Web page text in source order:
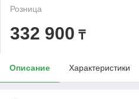
Розница
332 900 ₸
Описание Характеристики